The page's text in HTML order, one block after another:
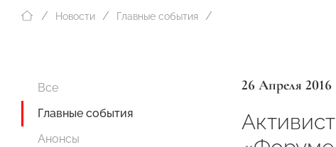
Новости Главные события
Все
Главные события
Анонсы
26 Апреля 2016